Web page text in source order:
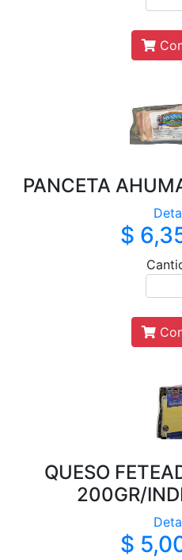
PANCETA
$
QUESO
200GR/
$